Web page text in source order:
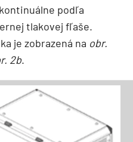
podľa
tlakovej fľaše.
je zobrazená na obr.
2b.